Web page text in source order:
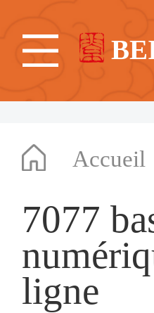
Accueil
7077
ligne